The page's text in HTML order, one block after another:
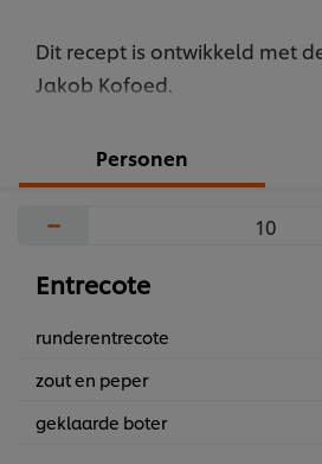
Dit recept is ontwikkeld met
Jakob Kofoed.
Personen
−
Entrecote
runderentrecote
zout en peper
geklaarde boter